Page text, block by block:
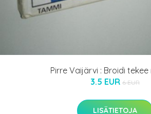
Pirre Vaijärvi : Broidi
3.5 EUR 6 EUR
LISÄTIETOJA